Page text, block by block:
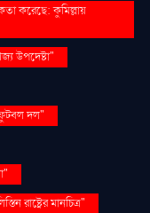
করেছে: কুমিল্লায়
উপদেষ্টা"
ফুটবল দল"
রাষ্ট্রের মানচিত্র"